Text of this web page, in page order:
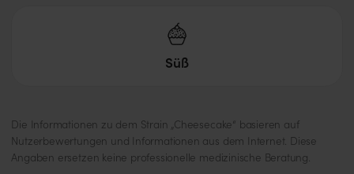
Schlaflosigkeit, chronische
Schmerzen, Angst, Appetitlosigkeit.
Nebenwirkungen
Süß
Die Informationen zu dem Strain „Cheesecake“ basieren auf
Nutzerbewertungen und Informationen aus dem Internet. Diese
Angaben ersetzen keine professionelle medizinische Beratung.